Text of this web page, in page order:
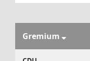
Gremium